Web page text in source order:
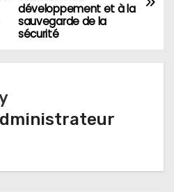
développement et à la
sauvegarde de la
sécurité